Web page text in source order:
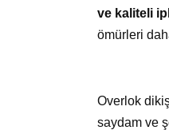
ve kaliteli
ömürleri
Overlok
saydam ve